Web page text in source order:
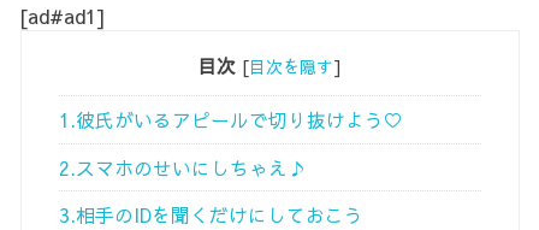
[ad#ad1]
目次 [目次を隠す]
1.彼氏がいるアピールで切り抜けよう♡
2.スマホのせいにしちゃえ♪
3.相手のIDを聞くだけにしておこう